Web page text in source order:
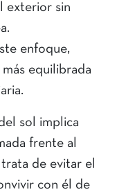
exterior sin
enfoque,
equilibrada
sol implica
frente al
de evitar el
con él de